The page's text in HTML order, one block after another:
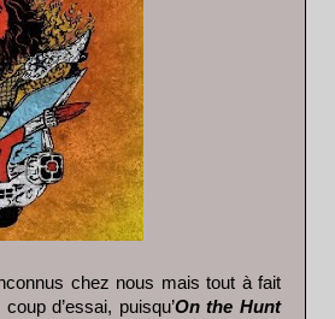
chez nous mais tout à fait
d’essai, puisqu’On the Hunt